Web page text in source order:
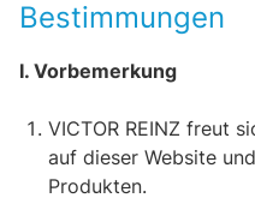
Bestimmungen
I. Vorbemerkung
VICTOR REINZ freut
auf dieser Website
Produkten.